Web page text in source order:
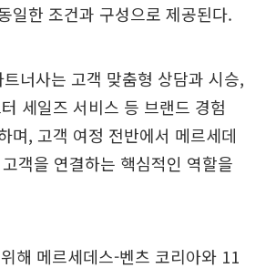
일한 조건과 구성으로 제공된다.
너사는 고객 맞춤형 상담과 시승,
세일즈 서비스 등 브랜드 경험
며, 고객 여정 전반에서 메르세데
객을 연결하는 핵심적인 역할을
해 메르세데스-벤츠 코리아와 11